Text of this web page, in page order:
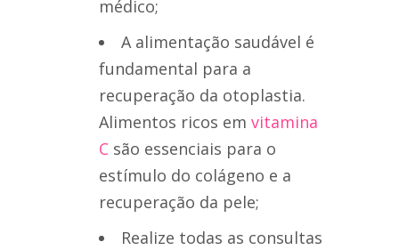
médico;
A alimentação saudável é
fundamental para a
recuperação da otoplastia.
Alimentos ricos em vitamina
C são essenciais para o
estímulo do colágeno e a
recuperação da pele;
Realize todas as consultas